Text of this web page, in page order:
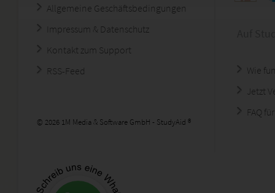
Allgemeine Geschäftsbedingungen
Impressum & Datenschutz
Kontakt zum Support
RSS-Feed
© 2026 1M Media & Software GmbH - StudyAid ®
Wie
Jetzt
FAQ